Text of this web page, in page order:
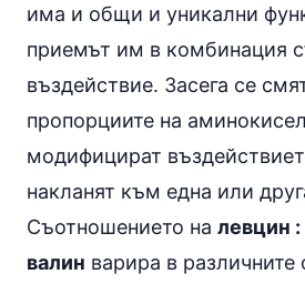
има и общи и уникални
приемът им в комбинация
въздействие. Засега се
пропорциите на
модифицират
накланят към една или
Съотношението на левцин :
валин варира в